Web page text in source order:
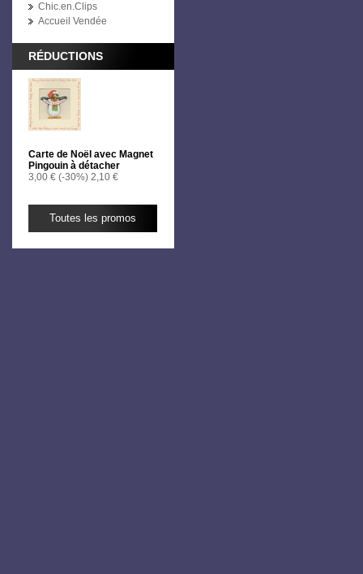
Chic.en.Clips
Accueil Vendée
RÉDUCTIONS
Carte de Noël avec Magnet
Pingouin à détacher
3,00 € (-30%) 2,10 €
Toutes les promos